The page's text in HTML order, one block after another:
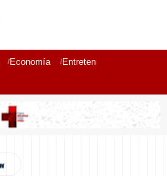
Economía Entretenimiento